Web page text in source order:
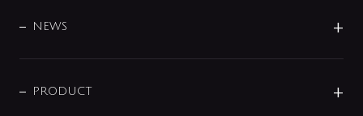
DESIGN
NEWS
商品に関して
PRODUCT